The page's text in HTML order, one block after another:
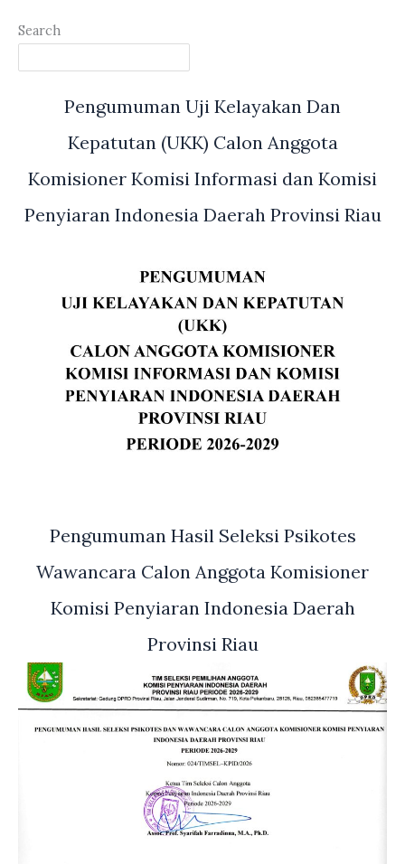
Search
Pengumuman Uji Kelayakan Dan
Kepatutan (UKK) Calon Anggota
Komisioner Komisi Informasi dan Komisi
Penyiaran Indonesia Daerah Provinsi Riau
Pengumuman Hasil Seleksi Psikotes
Wawancara Calon Anggota Komisioner
Komisi Penyiaran Indonesia Daerah
Provinsi Riau